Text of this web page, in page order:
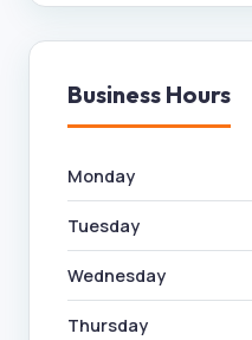
Business Hours
Monday
Tuesday
Wednesday
Thursday